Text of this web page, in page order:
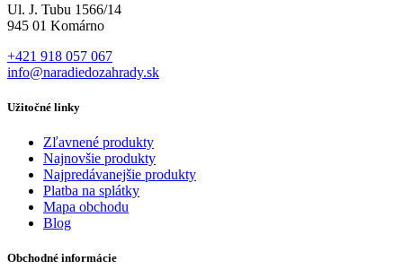
Ul. J. Tubu 1566/14
945 01 Komárno
+421 918 057 067
info@naradiedozahrady.sk
Užitočné linky
Zľavnené produkty
Najnovšie produkty
Najpredávanejšie produkty
Platba na splátky
Mapa obchodu
Blog
Obchodné informácie